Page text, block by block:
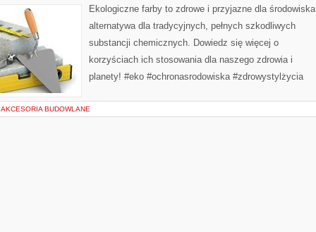
ŚRODOWISKA
I
Ekologiczne farby to zdrowe i przyjazne dla środowiska
alternatywa dla tradycyjnych, pełnych szkodliwych
substancji chemicznych. Dowiedz się więcej o
korzyściach ich stosowania dla naszego zdrowia i
planety! #eko #ochronasrodowiska #zdrowystylżycia
AKCESORIA BUDOWLANE